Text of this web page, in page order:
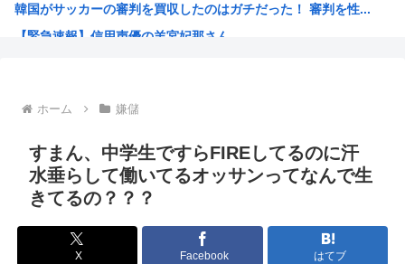
【画像】あのちゃん、上半身ほぼ裸でご乱心
韓国がサッカーの審判を買収したのはガチだった！ 審判を性...
【緊急速報】信用声優の羊宮妃那さん…
ハンターハンター今何やってるかわからないWWW
5年前お前ら「AIイラストすげぇ！これもう人間のイラスト...
韓国人「台風で品不足になった沖縄のスーパーに行ってみたら...
韓国人「『日本ビールは絶対に飲まない！』と大騒ぎしていた...
海外「日本のこの場所は現実とは思えないレベルで美しい…！...
NISAのせいで少子化加速してるけどこれ本当に政策として...
ホーム 嫌儲
すまん、中学生ですらFIREしてるのに汗
水垂らして働いてるオッサンってなんで生
きてるの？？？
X Facebook はてブ